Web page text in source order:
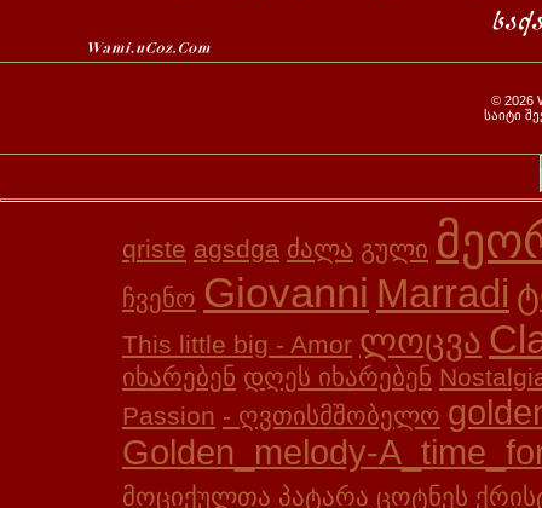
© 2026
საიტი
qriste agsdga ძალა გული
ჩვენო Giovanni Marradi
This little big - Amor ლოცვა
იხარებენ დღეს იხარებენ
Passion - ღვთისმშობელო
Golden_melody-
მოციქულთა პატარა ცოტნეს